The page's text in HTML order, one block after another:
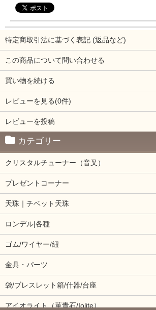
特定商取引法に基づく表記 (返品など)
この商品について問い合わせる
買い物を続ける
レビューを見る(0件)
レビューを投稿
カテゴリー
クリスタルチューナー（音叉）
プレゼントコーナー
天珠｜チベット天珠
ロンデル|各種
ゴム/ワイヤー/紐
金具・パーツ
袋/ブレスレット箱/什器/台座
アイオライト（菫青石/Iolite）